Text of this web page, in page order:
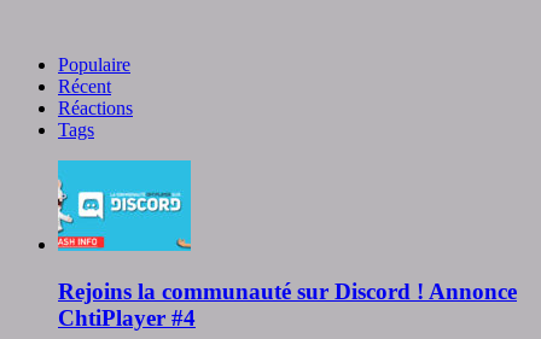
Populaire
Récent
Réactions
Tags
Rejoins la communauté sur Discord ! Annonce
ChtiPlayer #4